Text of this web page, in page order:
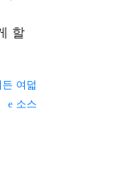
할
든 여덟
소스